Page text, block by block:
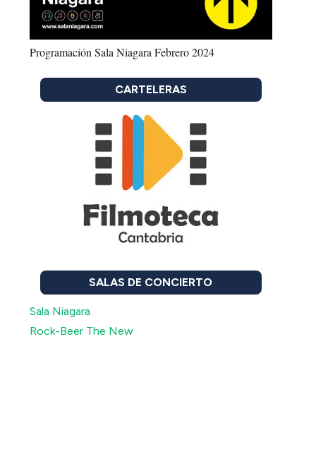
Programación Sala Niagara Febrero 2024
CARTELERAS
SALAS DE CONCIERTO
Sala Niagara
Rock-Beer The New